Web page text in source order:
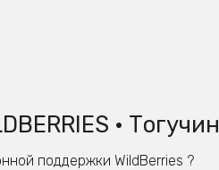
• Тогучин
поддержки WildBerries ?